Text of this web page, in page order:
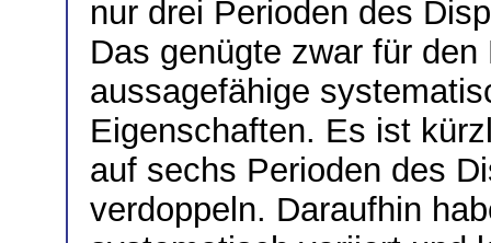
nur drei Perioden des
Das genügte zwar für
aussagefähige
Eigenschaften. Es ist
auf sechs Perioden des
verdoppeln. Daraufhin